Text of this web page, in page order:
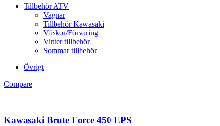
Tillbehör ATV
Vagnar
Tillbehör Kawasaki
Väskor/Förvaring
Vinter tillbehör
Sommar tillbehör
Övrigt
Compare
Kawasaki Brute Force 450 EPS